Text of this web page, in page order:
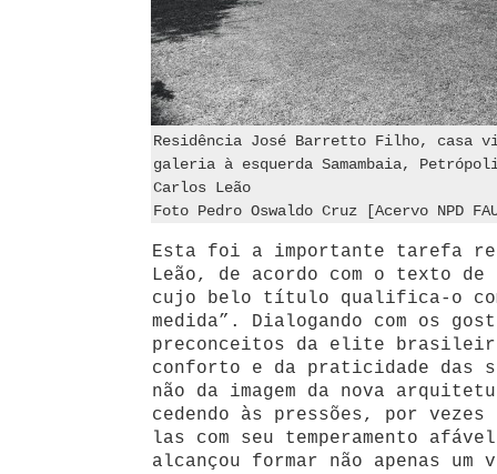
Residência José Barretto Filho, casa
galeria à esquerda Samambaia,
Carlos Leão
Foto Pedro Oswaldo Cruz [Acervo NPD
Esta foi a importante tarefa
Leão, de acordo com o texto de
cujo belo título qualifica-o
medida”. Dialogando com os
preconceitos da elite
conforto e da praticidade das
não da imagem da nova
cedendo às pressões, por vezes
las com seu temperamento
alcançou formar não apenas um